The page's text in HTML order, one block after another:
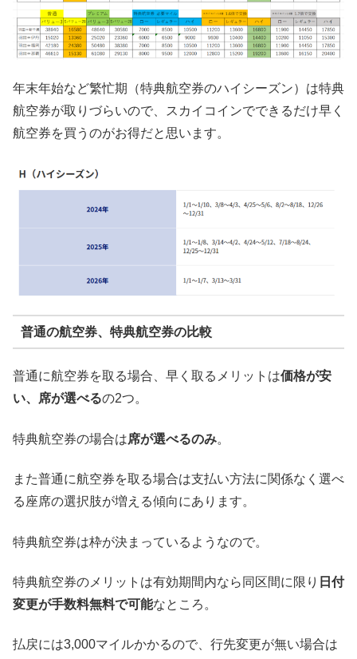
年末年始など繁忙期（特典航空券のハイシーズン）は特典
航空券が取りづらいので、スカイコインでできるだけ早く
航空券を買うのがお得だと思います。
普通の航空券、特典航空券の比較
普通に航空券を取る場合、早く取るメリットは価格が安
い、席が選べるの2つ。
特典航空券の場合は席が選べるのみ。
また普通に航空券を取る場合は支払い方法に関係なく選べ
る座席の選択肢が増える傾向にあります。
特典航空券は枠が決まっているようなので。
特典航空券のメリットは有効期間内なら同区間に限り 日付
変更が手数料無料で可能なところ。
払戻には3,000マイルかかるので、行先変更が無い場合は